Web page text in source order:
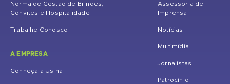
Norma de Gestão de Brindes,
Convites e Hospitalidade
Trabalhe Conosco
A EMPRESA
Conheça a Usina
Assessoria de
Imprensa
Notícias
Multimídia
Jornalistas
Patrocínio